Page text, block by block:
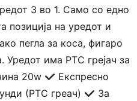
3 во 1. Само со едно
позиција на уредот и
пегла за коса, фигаро
Уредот има РТС грејач за
20w
Експресно
(РТС греач)
За